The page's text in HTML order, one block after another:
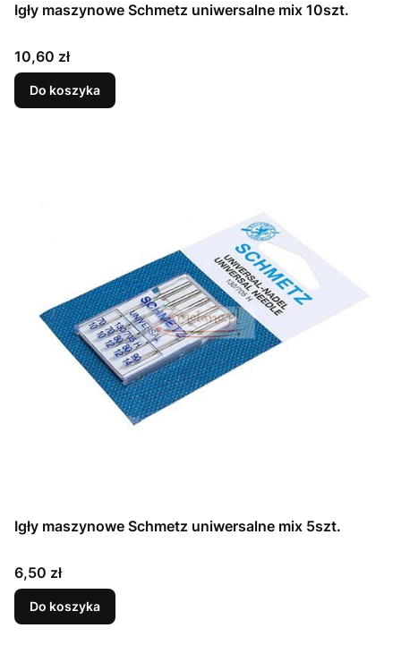
Igły maszynowe Schmetz uniwersalne mix 10szt.
Cena
10,60 zł
Do koszyka
Igły maszynowe Schmetz uniwersalne mix 5szt.
Cena
6,50 zł
Do koszyka